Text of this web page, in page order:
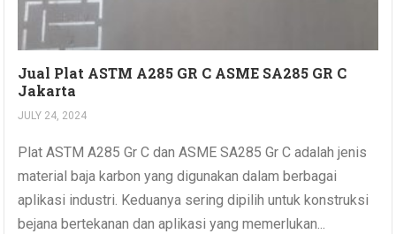
Jual Plat ASTM A285 GR C ASME SA285 GR C
Jakarta
JULY 24, 2024
Plat ASTM A285 Gr C dan ASME SA285 Gr C adalah jenis
material baja karbon yang digunakan dalam berbagai
aplikasi industri. Keduanya sering dipilih untuk konstruksi
bejana bertekanan dan aplikasi yang memerlukan...